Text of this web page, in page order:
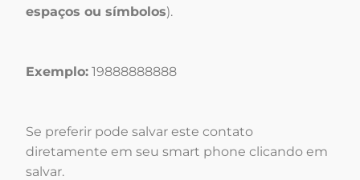
espaços ou símbolos).
Exemplo:19888888888
Se preferir pode salvar este contato
diretamente em seu smart phone clicando em
salvar.